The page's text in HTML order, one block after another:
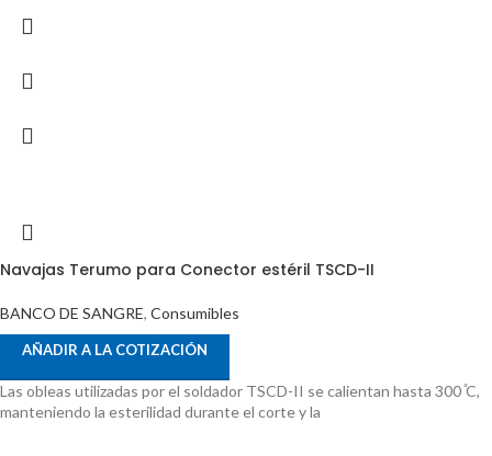
Navajas Terumo para Conector estéril TSCD-II
BANCO DE SANGRE, Consumibles
AÑADIR A LA COTIZACIÓN
Las obleas utilizadas por el soldador TSCD-II se calientan hasta 300 ̊C,
manteniendo la esterilidad durante el corte y la